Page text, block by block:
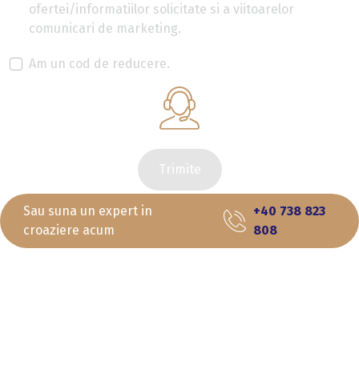
ofertei/informatiilor solicitate si a viitoarelor
comunicari de marketing.
Am un cod de reducere.
Trimite
Sau suna un expert in
croaziere acum
+40 738 823
808